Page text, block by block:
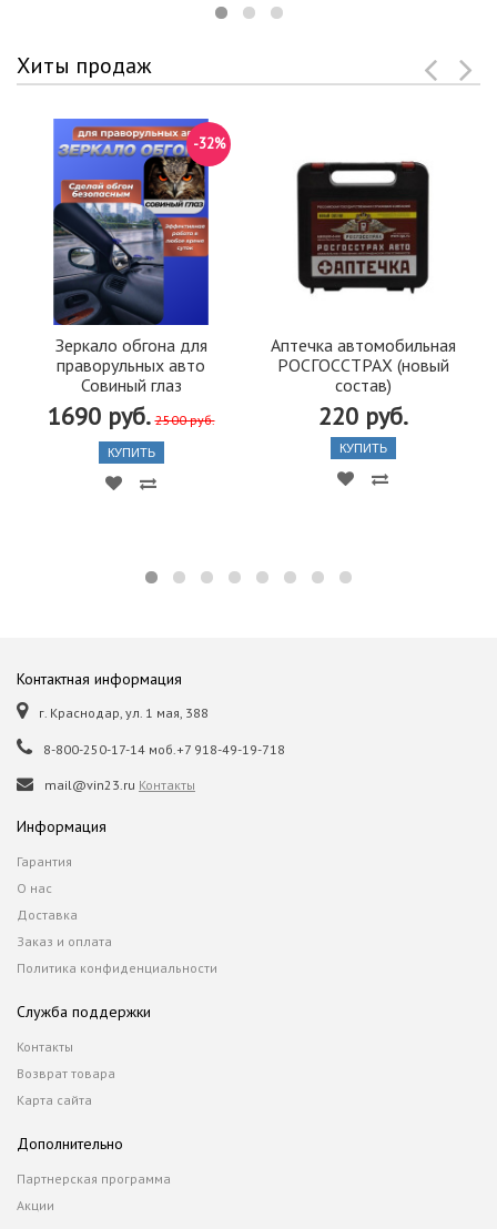
Хиты продаж
Зеркало обгона для
праворульных авто
Совиный глаз
1690 руб. 2500 руб.
-32%
КУПИТЬ
Аптечка автомобильная
РОСГОССТРАХ (новый
состав)
220 руб.
КУПИТЬ
Контактная информация
г. Краснодар, ул. 1 мая, 388
8-800-250-17-14 моб.+7 918-49-19-718
mail@vin23.ru Контакты
Информация
Гарантия
О нас
Доставка
Заказ и оплата
Политика конфиденциальности
Служба поддержки
Контакты
Возврат товара
Карта сайта
Дополнительно
Партнерская программа
Акции